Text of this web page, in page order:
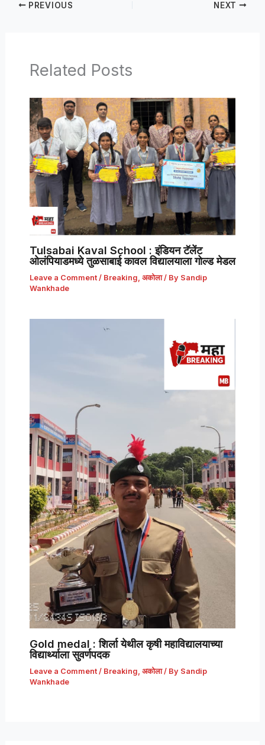
PREVIOUS NEXT
Related Posts
Tulsabai Kaval School : इंडियन टॅलेंट
ओलंपियाडमध्ये तुळसाबाई कावल विद्यालयाला गोल्ड मेडल
Leave a Comment / Breaking, अकोला/ By Sandip
Wankhade
Gold medal : शिर्ला येथील कृषी महाविद्यालयाच्या
विद्यार्थ्याला सुवर्णपदक
Leave a Comment / Breaking, अकोला/ By Sandip
Wankhade